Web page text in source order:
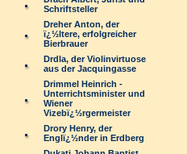
Schriftsteller
Dreher Anton, der
ï¿½ltere, erfolgreicher
Bierbrauer
Drdla, der Violinvirtuose
aus der Jacquingasse
Drimmel Heinrich -
Unterrichtsminister und
Wiener
Vizebï¿½rgermeister
Drory Henry, der
Englï¿½nder in Erdberg